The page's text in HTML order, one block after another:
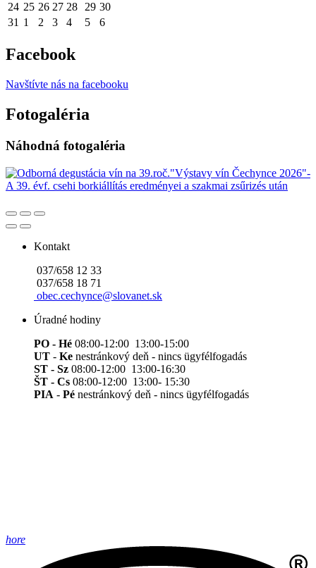
24 25 26 27 28 29 30
31 1 2 3 4 5 6
Facebook
Navštívte nás na facebooku
Fotogaléria
Náhodná fotogaléria
Kontakt
037/658 12 33
037/658 18 71
obec.cechynce@slovanet.sk
Úradné hodiny
PO - Hé 08:00-12:00 13:00-15:00
UT - Ke nestránkový deň - nincs ügyfélfogadás
ST - Sz 08:00-12:00 13:00-16:30
ŠT - Cs 08:00-12:00 13:00- 15:30
PIA - Pé nestránkový deň - nincs ügyfélfogadás
hore